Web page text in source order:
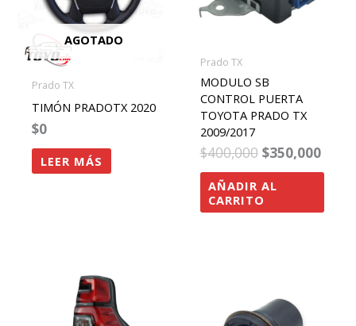
AGOTADO
Prado TX
TIMÓN PRADOTX 2020
$0
LEER MÁS
Prado TX
MODULO SB
CONTROL PUERTA
TOYOTA PRADO TX
2009/2017
$400,000 $350,000
AÑADIR AL
CARRITO